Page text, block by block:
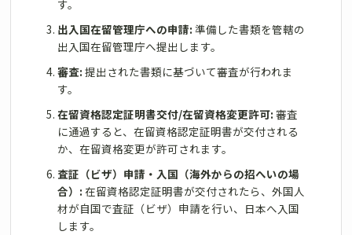
す。
出入国在留管理庁への申請: 準備した書類を管轄の
出入国在留管理庁へ提出します。
審査: 提出された書類に基づいて審査が行われま
す。
在留資格認定証明書交付/在留資格変更許可: 審査
に通過すると、在留資格認定証明書が交付される
か、在留資格変更が許可されます。
査証（ビザ）申請・入国（海外からの招へいの場
合）: 在留資格認定証明書が交付されたら、外国人
材が自国で査証（ビザ）申請を行い、日本へ入国
します。